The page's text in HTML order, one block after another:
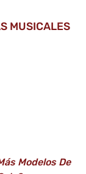
MUSICALES
Modelos De